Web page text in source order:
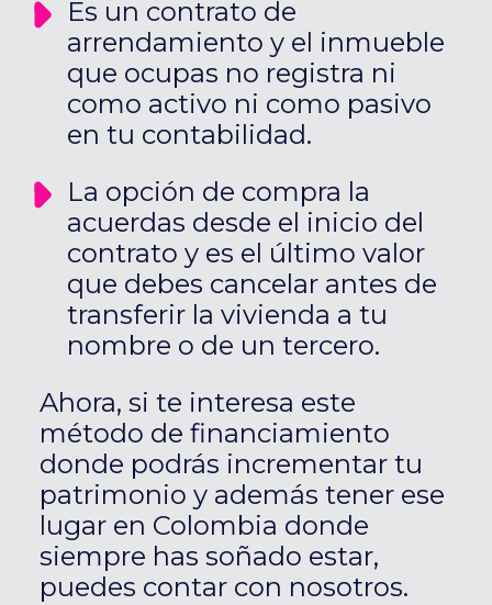
Es un contrato de
arrendamiento y el inmueble
que ocupas no registra ni
como activo ni como pasivo
en tu contabilidad.
La opción de compra la
acuerdas desde el inicio del
contrato y es el último valor
que debes cancelar antes de
transferir la vivienda a tu
nombre o de un tercero.
Ahora, si te interesa este
método de financiamiento
donde podrás incrementar tu
patrimonio y además tener ese
lugar en Colombia donde
siempre has soñado estar,
puedes contar con nosotros.